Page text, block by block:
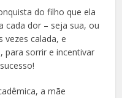
do filho que ela
cada dor – seja sua, ou
vezes calada, e
para sorrir e incentivar
a mãe